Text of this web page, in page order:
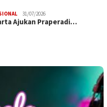
31/07/2026
Ajukan Praperadi…